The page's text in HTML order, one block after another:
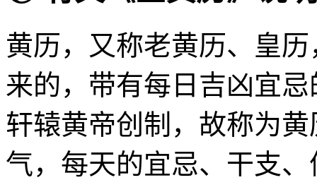
黄历，又称老黄历、皇
来的，带有每日吉凶宜
轩辕黄帝创制，故称为
气，每天的宜忌、干支